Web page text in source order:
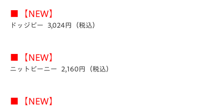
■【NEW】
ドッジビー 3,024円（税込）
■【NEW】
ニットビーニー 2,160円（税込）
■【NEW】